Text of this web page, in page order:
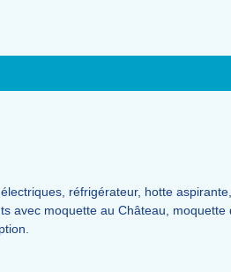
réfrigérateur, hotte
avec moquette au Château, moquette